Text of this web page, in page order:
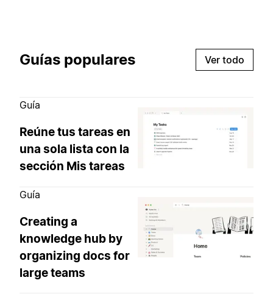
Guías populares Ver todo
Guía
Reúne tus tareas en
una sola lista con la
sección Mis tareas
Guía
Creating a
knowledge hub by
organizing docs for
large teams